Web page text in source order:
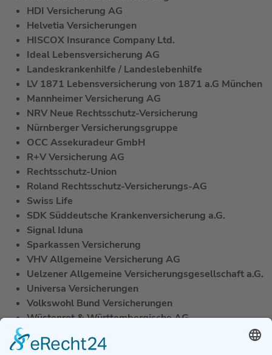
HDI Versicherung AG
Helvetia Versicherungen
HISCOX Insurance Company Ltd.
Ideal Lebensversicherung AG
Landeskrankenhilfe / Landeslebenhilfe
LV 1871 Lebensversicherung von 1871 a.G München
Mannheimer Versicherung AG
NRV Neue Rechtsschutz-Versicherung
Nürnberger Versicherungsgruppe
OCC Assekuradeur GmbH
R+V Versicherung AG
Rechtsschutz-Union
Roland Rechtsschutz-Versicherungs-AG
Swiss Life
SDK Süddeutsche Krankenversicherung a.G.
Signal Iduna
Sparkassen Versicherung
VHV Allgemeine Versicherung AG
Uelzener Allgemeine Versicherungsgesellschaft a.G.
Universa Versicherungen
Volkswohl Bund Versicherungen
Wüstenrot & Württembergische AG
WWK Lebensversicherung a.G.
Zurich Gruppe